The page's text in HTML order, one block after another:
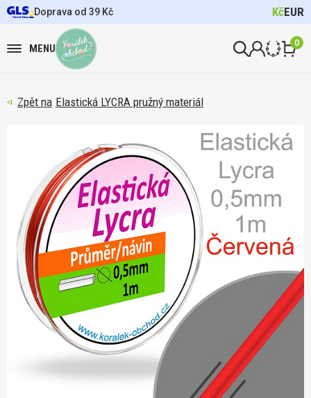
Doprava od 39 Kč KčEUR
MENU 0
Elastická LYCRA pružný materiál